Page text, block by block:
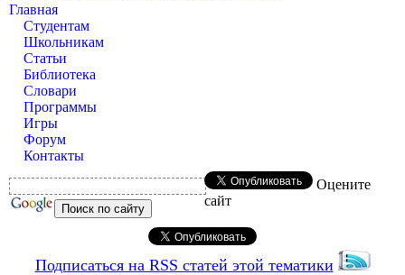
Главная
Студентам
Школьникам
Статьи
Библиотека
Словари
Программы
Игры
Форум
Контакты
Оцените
сайт
Подписаться на RSS статей этой тематики